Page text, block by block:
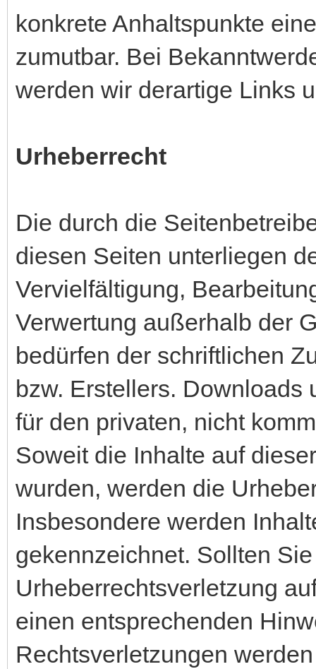
konkrete Anhaltspunkte
zumutbar. Bei
werden wir derartige Links
Urheberrecht
Die durch die
diesen Seiten unterliegen
Vervielfältigung,
Verwertung außerhalb der
bedürfen der schriftlichen
bzw. Erstellers. Downloads
für den privaten, nicht
Soweit die Inhalte auf
wurden, werden die
Insbesondere werden
gekennzeichnet. Sollten
Urheberrechtsverletzung
einen entsprechenden
Rechtsverletzungen